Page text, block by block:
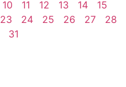
10 11 12 13 14
15
23 24 25 26 27
28
31